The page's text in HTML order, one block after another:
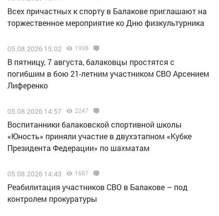
Всех причастных к спорту в Балакове приглашают на
торжественное мероприятие ко Дню физкультурника
05.08.2026 15:02 1998
В пятницу, 7 августа, балаковцы простятся с
погибшим в бою 21-летним участником СВО Арсением
Лиференко
05.08.2026 14:57 2247
Воспитанники балаковской спортивной школы
«Юность» приняли участие в двухэтапном «Кубке
Президента Федерации» по шахматам
05.08.2026 14:43 1687
Реабилитация участников СВО в Балакове – под
контролем прокуратуры